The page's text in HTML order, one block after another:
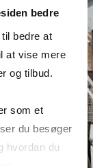
bedre
bedre at
at vise mere
og tilbud.
som et
du besøger
hvordan du